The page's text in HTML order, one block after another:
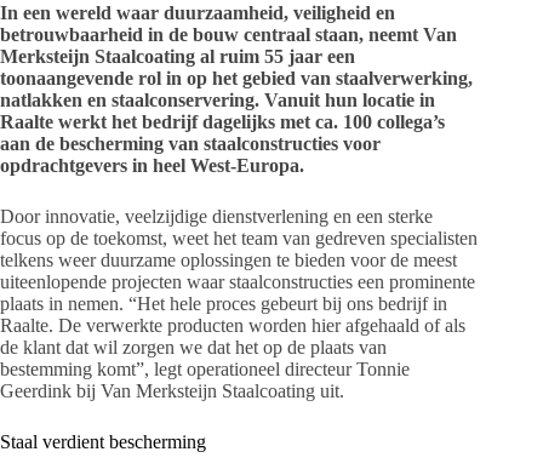
In een wereld waar duurzaamheid, veiligheid en
betrouwbaarheid in de bouw centraal staan, neemt Van
Merksteijn Staalcoating al ruim 55 jaar een
toonaangevende rol in op het gebied van staalverwerking,
natlakken en staalconservering. Vanuit hun locatie in
Raalte werkt het bedrijf dagelijks met ca. 100 collega’s
aan de bescherming van staalconstructies voor
opdrachtgevers in heel West-Europa.
Door innovatie, veelzijdige dienstverlening en een sterke
focus op de toekomst, weet het team van gedreven specialisten
telkens weer duurzame oplossingen te bieden voor de meest
uiteenlopende projecten waar staalconstructies een prominente
plaats in nemen. “Het hele proces gebeurt bij ons bedrijf in
Raalte. De verwerkte producten worden hier afgehaald of als
de klant dat wil zorgen we dat het op de plaats van
bestemming komt”, legt operationeel directeur Tonnie
Geerdink bij Van Merksteijn Staalcoating uit.
Staal verdient bescherming